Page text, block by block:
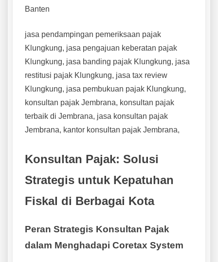
Banten
jasa pendampingan pemeriksaan pajak
Klungkung, jasa pengajuan keberatan pajak
Klungkung, jasa banding pajak Klungkung, jasa
restitusi pajak Klungkung, jasa tax review
Klungkung, jasa pembukuan pajak Klungkung,
konsultan pajak Jembrana, konsultan pajak
terbaik di Jembrana, jasa konsultan pajak
Jembrana, kantor konsultan pajak Jembrana,
Konsultan Pajak: Solusi
Strategis untuk Kepatuhan
Fiskal di Berbagai Kota
Peran Strategis Konsultan Pajak
dalam Menghadapi Coretax System